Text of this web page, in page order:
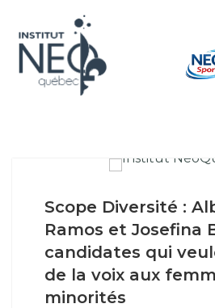
Scope Diversité :
Ramos et Josefina
candidates qui
de la voix aux
minorités